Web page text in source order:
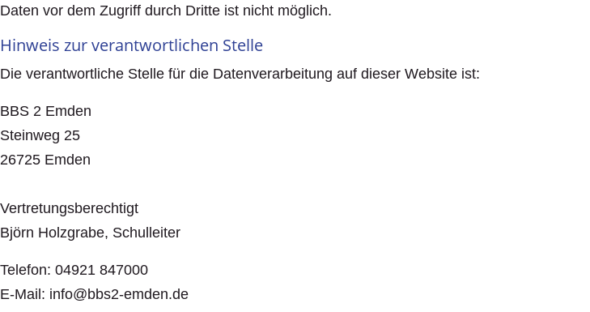
Daten vor dem Zugriff durch Dritte ist nicht möglich.
Hinweis zur verantwortlichen Stelle
Die verantwortliche Stelle für die Datenverarbeitung auf dieser Website ist:
BBS 2 Emden
Steinweg 25
26725 Emden
Vertretungsberechtigt
Björn Holzgrabe, Schulleiter
Telefon: 04921 847000
E-Mail: info@bbs2-emden.de